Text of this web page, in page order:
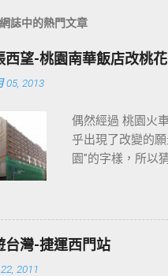
誌中的熱門文章
西望-桃園南華飯店改桃
05, 2013
偶然經過 桃園火
乎出現了改變的
園"的字樣，所以
台灣-捷運西門站
2011